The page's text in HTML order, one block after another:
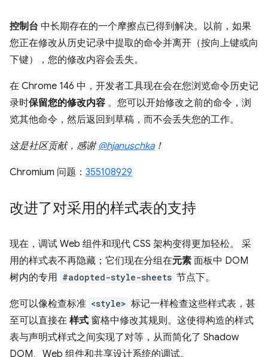
控制台 中长期存在的一个摩擦点已得到解决。以前，如果
您正在修改从历史记录中提取的命令并离开（按向上键或向
下键），您的修改内容会丢失。
在 Chrome 146 中，开发者工具现在会在您浏览命令历史记
录时保留您的修改内容 。您可以开始修改之前的命令，浏
览其他命令，然后返回到草稿，而不会丢失您的工作。
这是社区贡献，感谢@hjanuschka！
Chromium 问题： 355108929
改进了对采用的样式表的支持
现在，调试 Web 组件和现代 CSS 架构变得更加轻松。 采
用的样式表不再隐藏；它们现在分组在元素 面板中 DOM
树内的专用 #adopted-style-sheets 节点下。
您可以像检查标准 <style> 标记一样检查这些样式表，甚
至可以直接在 样式 窗格中修改其规则。这使得构造的样式
表与声明式样式之间实现了对等，从而简化了 Shadow
DOM、Web 组件和共享设计系统的调试。